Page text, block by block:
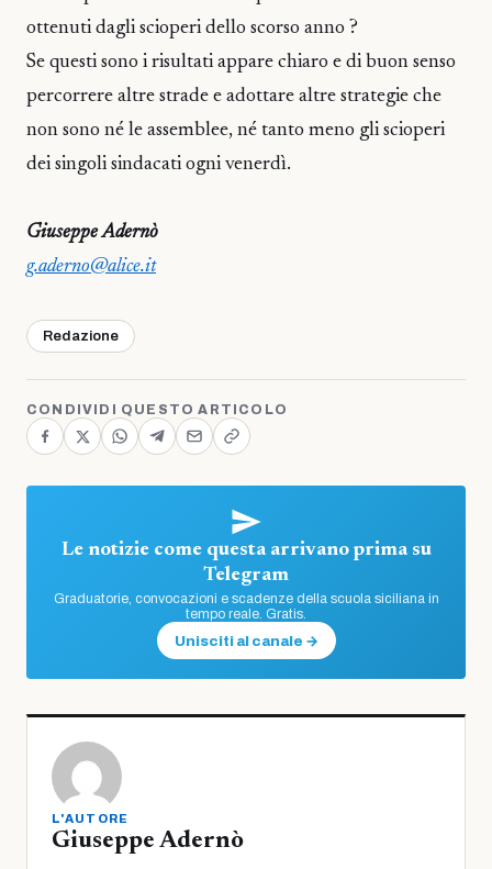
ottenuti dagli scioperi dello scorso anno ?
Se questi sono i risultati appare chiaro e di buon senso
percorrere altre strade e adottare altre strategie che
non sono né le assemblee, né tanto meno gli scioperi
dei singoli sindacati ogni venerdì.
Giuseppe Adernò
g.aderno@alice.it
Redazione
CONDIVIDI QUESTO ARTICOLO
Le notizie come questa arrivano prima su
Telegram
Graduatorie, convocazioni e scadenze della scuola siciliana in
tempo reale. Gratis.
Unisciti al canale →
L'AUTORE
Giuseppe Adernò